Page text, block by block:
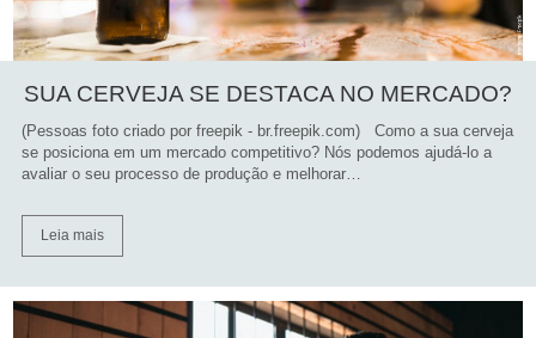
SUA CERVEJA SE DESTACA NO MERCADO?
(Pessoas foto criado por freepik - br.freepik.com) Como a sua cerveja
se posiciona em um mercado competitivo? Nós podemos ajudá-lo a
avaliar o seu processo de produção e melhorar…
Leia mais